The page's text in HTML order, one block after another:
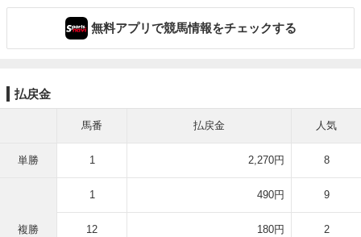
無料アプリで競馬情報をチェックする
払戻金
馬番 払戻金 人気
単勝 1 2,270円 8
複勝
1 490円 9
12 180円 2